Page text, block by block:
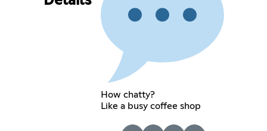
How chatty?
Like a busy coffee shop